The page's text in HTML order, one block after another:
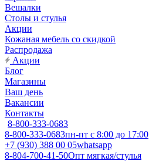
Вешалки
Столы и стулья
Акции
Кожаная мебель со скидкой
Распродажа
Акции
Блог
Магазины
Ваш день
Вакансии
Контакты
8-800-333-0683
8-800-333-0683пн-пт с 8:00 до 17:00
+7 (930) 388 00 05whatsapp
8-804-700-41-50Опт мягкая/стулья